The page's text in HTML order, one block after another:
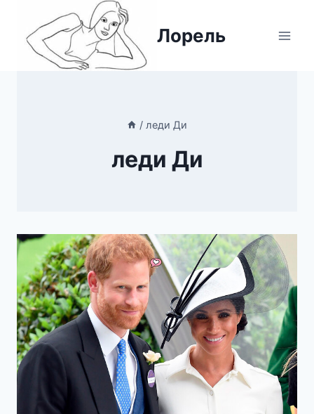
содержимому
Лорель
/ леди Ди
леди Ди